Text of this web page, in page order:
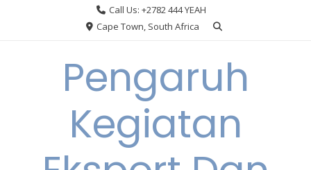
Call Us: +2782 444 YEAH
Cape Town, South Africa
Pengaruh
Kegiatan